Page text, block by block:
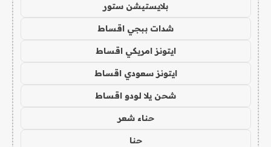
بلايستيشن ستور
شدات ببجي اقساط
ايتونز امريكي اقساط
ايتونز سعودي اقساط
شحن يلا لودو اقساط
حناء شعر
حنا